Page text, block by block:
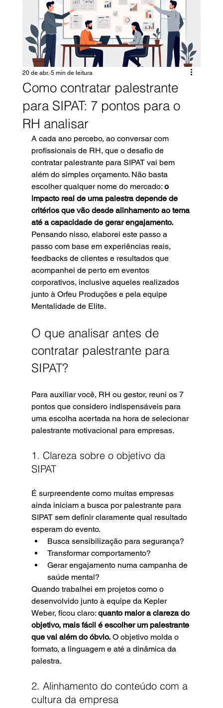
Como contratar palestrante
para SIPAT: 7 pontos para o
RH analisar
20 de abr. 5 min de leitura
A cada ano percebo, ao conversar com
profissionais de RH, que o desafio de
contratar palestrante para SIPAT vai bem
além do simples orçamento. Não basta
escolher qualquer nome do mercado: o
impacto real de uma palestra depende de
critérios que vão desde alinhamento ao tema
até a capacidade de gerar engajamento.
Pensando nisso, elaborei este passo a
passo com base em experiências reais,
feedbacks de clientes e resultados que
acompanhei de perto em eventos
corporativos, inclusive aqueles realizados
junto à Orfeu Produções e pela equipe
Mentalidade de Elite.
O que analisar antes de
contratar palestrante para
SIPAT?
Para auxiliar você, RH ou gestor, reuni os 7
pontos que considero indispensáveis para
uma escolha acertada na hora de selecionar
palestrante motivacional para empresas.
1. Clareza sobre o objetivo da
SIPAT
É surpreendente como muitas empresas
ainda iniciam a busca por palestrante para
SIPAT sem definir claramente qual resultado
esperam do evento.
Busca sensibilização para segurança?
Transformar comportamento?
Gerar engajamento numa campanha de
saúde mental?
Quando trabalhei em projetos como o
desenvolvido junto à equipe da Kepler
Weber, ficou claro: quanto maior a clareza do
objetivo, mais fácil é escolher um palestrante
que vai além do óbvio. O objetivo molda o
formato, a linguagem e até a dinâmica da
palestra.
2. Alinhamento do conteúdo com a
cultura da empresa